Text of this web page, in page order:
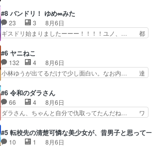
けはったねー編集さん。同… 自分の妄想を買って
くれる人がいるというも… 初めて自分の漫画が売
れた時の感動、懐かし…
スと10年後に結婚の約束をした鏡ずっ… カジノ
スタッフ募集するも集まらない更に追… 王命でク
ルルの監視をすることになったデビ… 最強の村
人・鏡との出会いで少しは変わった… やはり何か
への恨みは根深そうやね姫を舐… 新キャラが登場
早々変態扱いされてる件。タ… まだまだお元気そ
うなお声で……不意打ち過…
#8 バンドリ！ ゆめ∞みた
23 3
8月6日
ギスドリ始まりましたーーー！！！！ユノ、… 都
復を見守っていかないと、ですね！！み… 開幕聞
き取りスタッフに定治いなかった？ま… ののちゃ
んのお手当てはお節介だったりする… ビオラの立
ち回り害悪すぎるお近づきの印が… ・律っちゃん
一難、律がビオラの呪縛から… 「私はあなたが嫌
いなんです」「バンドやめ… 何が起きているの
か！？次週、みゅーたいぷ…
#6 ヤニねこ
132 4
8月6日
小林ゆうが出てるだけで少し面白い。なお内… 達
マドンってなんなん！？人見知りっぽい… なんな
ら下ネタ0じゃなかったかこんな回が… 他のエピ
ソードに対してマイルドな回だった… 今回はだい
ぶある程度抑えてる？w感じな気… アルねこ、そ
ていたゴキブリ死んでるGP… アルねこ危険です
#6 令和のダラさん
66 4
8月6日
ダラさん、ちゃんと自分で仇取ってたんだね… ワ
ットに憧れてビーム撃ちたいと…そうい… 余りに
も凄惨なダラさんの過去ダラさんの６… 過去編は
#5 転校先の清楚可憐な美少女が、昔男子と思って一
10 1
8月6日